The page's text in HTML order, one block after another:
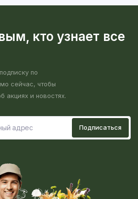
кто узнает все
по
сейчас, чтобы
акциях и новостях.